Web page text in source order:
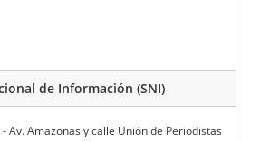
de Información (SNI)
Amazonas y calle Unión de Periodistas